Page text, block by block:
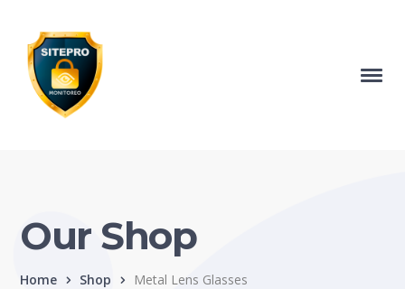
Our Shop
Home Shop Metal Lens Glasses